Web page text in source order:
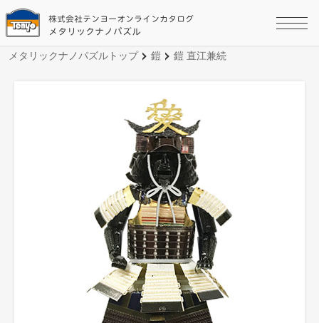
株式会社テンヨーオンラインカタログ
メタリックナノパズル
メタリックナノパズルトップ 鎧 鎧 直江兼続